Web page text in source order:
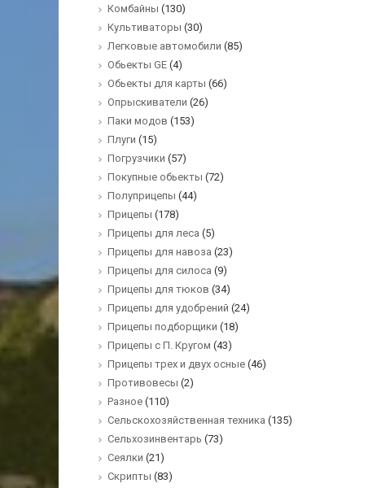
Комбайны (130)
Культиваторы (30)
Легковые автомобили (85)
Обьекты GE (4)
Обьекты для карты (66)
Опрыскиватели (26)
Паки модов (153)
Плуги (15)
Погрузчики (57)
Покупные обьекты (72)
Полуприцепы (44)
Прицепы (178)
Прицепы для леса (5)
Прицепы для навоза (23)
Прицепы для силоса (9)
Прицепы для тюков (34)
Прицепы для удобрений (24)
Прицепы подборщики (18)
Прицепы с П. Кругом (43)
Прицепы трех и двух осные (46)
Противовесы (2)
Разное (110)
Сельскохозяйственная техника (135)
Сельхозинвентарь (73)
Сеялки (21)
Скрипты (83)